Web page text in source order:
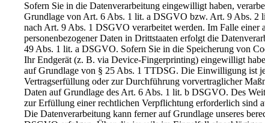
Sofern Sie in die Datenverarbeitung eingewilligt haben,
Grundlage von Art. 6 Abs. 1 lit. a DSGVO bzw. Art. 9 Abs. 2
nach Art. 9 Abs. 1 DSGVO verarbeitet werden. Im Falle
personenbezogener Daten in Drittstaaten erfolgt die
49 Abs. 1 lit. a DSGVO. Sofern Sie in die Speicherung von
Ihr Endgerät (z. B. via Device-Fingerprinting) eingewilligt
auf Grundlage von § 25 Abs. 1 TTDSG. Die Einwilligung ist
Vertragserfüllung oder zur Durchführung vorvertraglicher
Daten auf Grundlage des Art. 6 Abs. 1 lit. b DSGVO. Des
zur Erfüllung einer rechtlichen Verpflichtung erforderlich
Die Datenverarbeitung kann ferner auf Grundlage unseres